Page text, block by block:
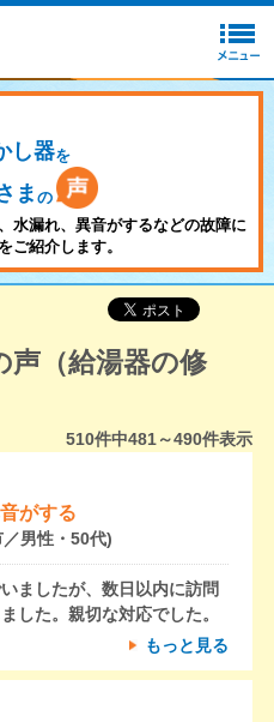
し器を
ま の
水漏れ、異音がするなどの故障に
ご紹介します。
声（給湯器の修
510件中481～490件表示
がする
男性・50代)
ましたが、数日以内に訪問
した。親切な対応でした。
もっと見る